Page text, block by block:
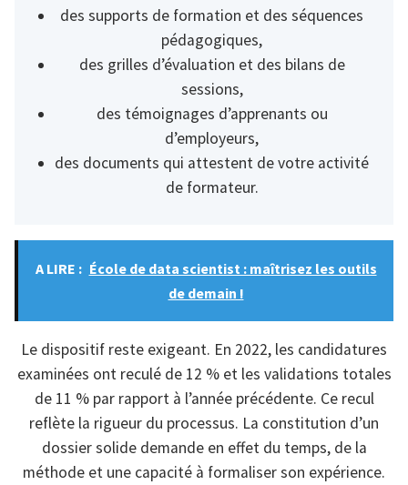
des supports de formation et des séquences
pédagogiques,
des grilles d’évaluation et des bilans de
sessions,
des témoignages d’apprenants ou
d’employeurs,
des documents qui attestent de votre activité
de formateur.
A LIRE : École de data scientist : maîtrisez les outils
de demain !
Le dispositif reste exigeant. En 2022, les candidatures
examinées ont reculé de 12 % et les validations totales
de 11 % par rapport à l’année précédente. Ce recul
reflète la rigueur du processus. La constitution d’un
dossier solide demande en effet du temps, de la
méthode et une capacité à formaliser son expérience.